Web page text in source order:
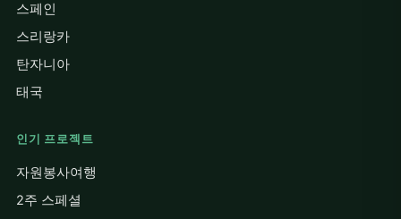
스페인
스리랑카
탄자니아
태국
인기 프로젝트
자원봉사여행
2주 스페셜